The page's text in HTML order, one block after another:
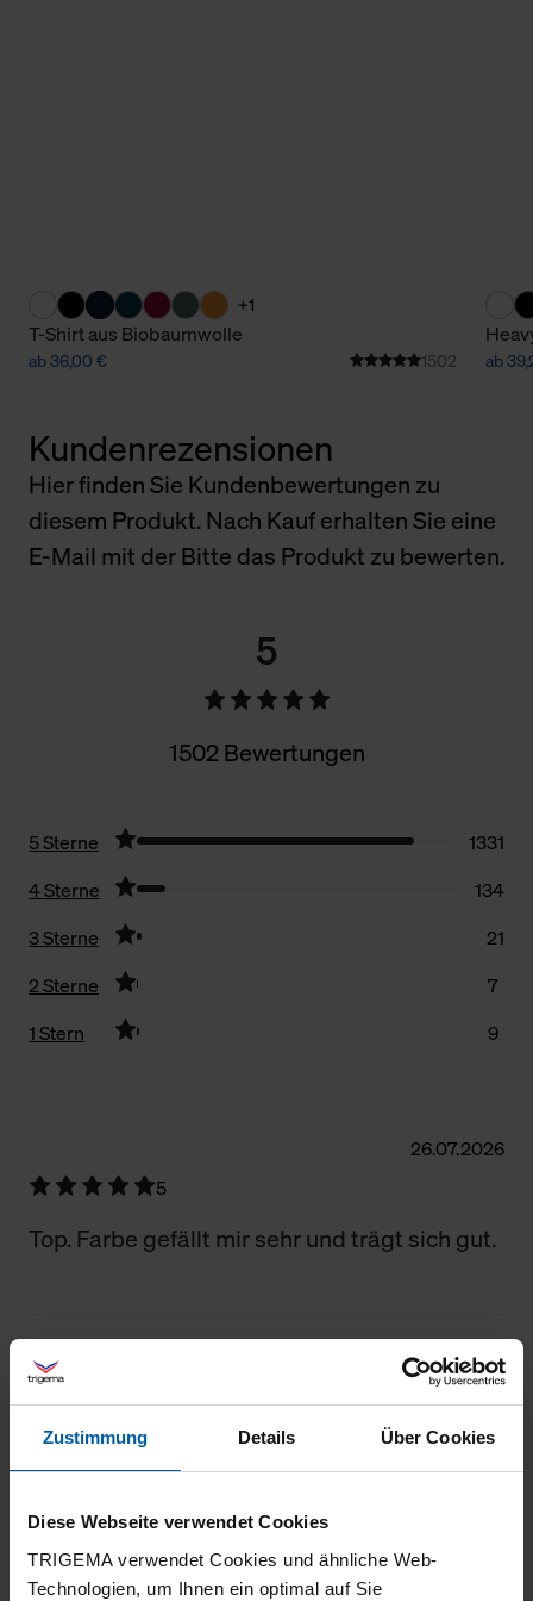
Zustimmung Details Über Cookies
Diese Webseite verwendet Cookies
TRIGEMA verwendet Cookies und ähnliche Web-
Technologien, um Ihnen ein optimal auf Sie
+1
T-Shirt aus Biobaumwolle
ab 36,00 € 1502 ab
Kundenrezensionen
Hier finden Sie Kundenbewertungen zu
diesem Produkt. Nach Kauf erhalten Sie eine
E-Mail mit der Bitte das Produkt zu bewerten.
5
1502 Bewertungen
5 Sterne
1331
4 Sterne
134
3 Sterne
21
2 Sterne
7
1 Stern
9
26.07.2026
5
Top. Farbe gefällt mir sehr und trägt sich gut.
25.07.2026
5
Sehr gute Qualität. Herzlichen Dank!